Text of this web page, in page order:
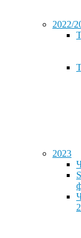
2022/
2023